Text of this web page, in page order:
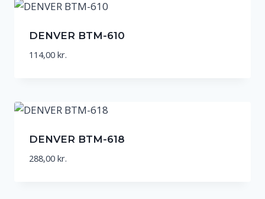
DENVER BTM-610
114,00 kr.
DENVER BTM-618
288,00 kr.